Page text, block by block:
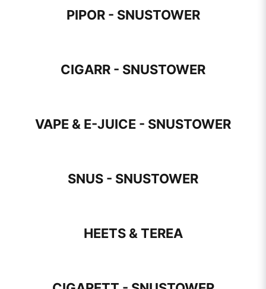
PIPOR - SNUSTOWER
CIGARR - SNUSTOWER
VAPE & E-JUICE - SNUSTOWER
SNUS - SNUSTOWER
HEETS & TEREA